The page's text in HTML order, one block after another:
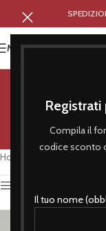
Compila il
codice sconto
Il tuo nome
MENU
Home Products tagged